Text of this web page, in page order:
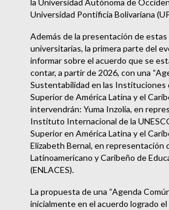
la Universidad Autónoma de
Universidad Pontificia Bolivariana
Además de la presentación de
universitarias, la primera parte del
informar sobre el acuerdo que se
contar, a partir de 2026, con una
Sustentabilidad en las Instituciones
Superior de América Latina y el
intervendrán: Yuma Inzolia, en
Instituto Internacional de la
Superior en América Latina y el
Elizabeth Bernal, en representación
Latinoamericano y Caribeño de
(ENLACES).
La propuesta de una “Agenda
inicialmente en el acuerdo logrado